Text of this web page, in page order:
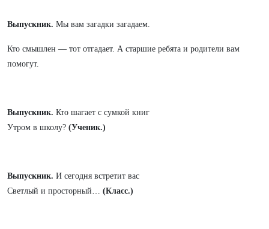
Выпускник. Мы вам загадки загадаем.
Кто смышлен — тот отгадает. А старшие ребята и родители вам
помогут.
Выпускник. Кто шагает с сумкой книг
Утром в школу? (Ученик.)
Выпускник. И сегодня встретит вас
Светлый и просторный… (Класс.)